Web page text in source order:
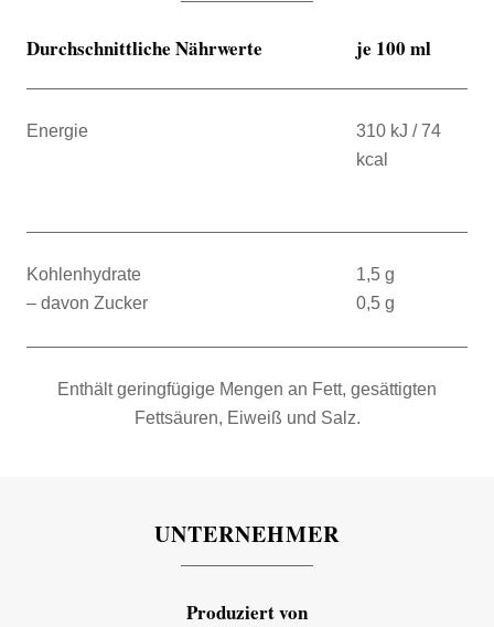
Durchschnittliche Nährwerte je 100 ml
Energie
310 kJ / 74
kcal
Kohlenhydrate
– davon Zucker
1,5 g
0,5 g
Enthält geringfügige Mengen an Fett, gesättigten
Fettsäuren, Eiweiß und Salz.
UNTERNEHMER
Produziert von